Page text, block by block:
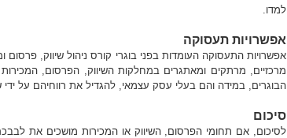
למדו.
אפשרויות תעסוקה
אפשרויות התעסוקה העומדות בפני בוגרי קורס ניהול שיווק, פרסום
מרכזיים, מרתקים ומאתגרים במחלקות השיווק, הפרסום, המכירות
הבוגרים, במידה והם בעלי עסק עצמאי, להגדיל את רווחיהם על
סיכום
לסיכום, אם תחומי הפרסום, השיווק או המכירות מושכים את